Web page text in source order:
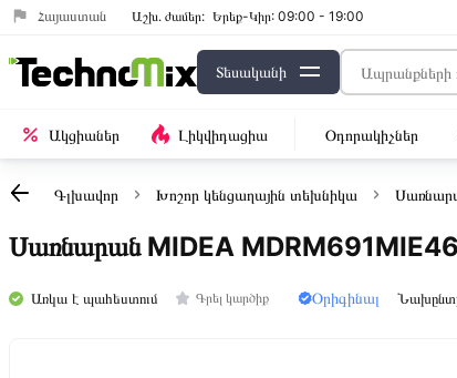
Հայաստան Աշխ․ ժամեր: Երեք-Կիր: 09:00 - 19:00
Տեսականի
Ակցիաներ Լիկվիդացիա Օդորակիչներ
Գլխավոր Խոշոր կենցաղային տեխնիկա
Սառնարան MIDEA MDRM691MIE46
Առկա է պահեստում Գրել կարծիք Օրիգինալ